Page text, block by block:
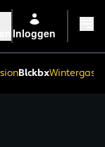
Inloggen
Blckbx